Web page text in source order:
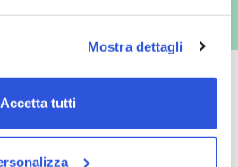
Mostra dettagli
Accetta tutti
Spedizione gratuita